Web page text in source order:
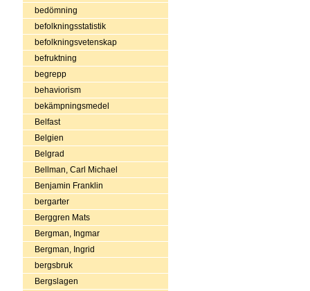
bedömning
befolkningsstatistik
befolkningsvetenskap
befruktning
begrepp
behaviorism
bekämpningsmedel
Belfast
Belgien
Belgrad
Bellman, Carl Michael
Benjamin Franklin
bergarter
Berggren Mats
Bergman, Ingmar
Bergman, Ingrid
bergsbruk
Bergslagen